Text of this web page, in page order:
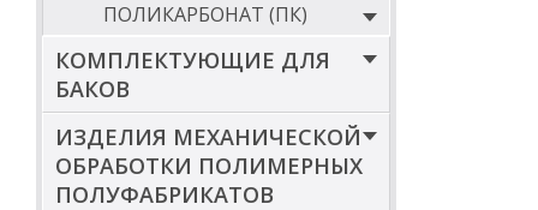
ПОЛИКАРБОНАТ (ПК)
КОМПЛЕКТУЮЩИЕ ДЛЯ
БАКОВ
ИЗДЕЛИЯ МЕХАНИЧЕСКОЙ
ОБРАБОТКИ ПОЛИМЕРНЫХ
ПОЛУФАБРИКАТОВ